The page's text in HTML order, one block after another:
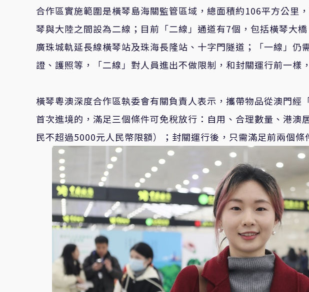
合作區實施範圍是橫琴島海關監管區域，總面積約106平方公里
琴與大陸之間設為二線；目前「二線」通道有7個，包括橫琴大
廣珠城軌延長線橫琴站及珠海長隆站、十字門隧道；「一線」仍
證、護照等，「二線」對人員進出不做限制，和封關運行前一樣
橫琴粵澳深度合作區執委會有關負責人表示，攜帶物品從澳門經
首次進境的，滿足三個條件可免稅放行：自用、合理數量、港澳
民不超過5000元人民幣限額）；封關運行後，只需滿足前兩個